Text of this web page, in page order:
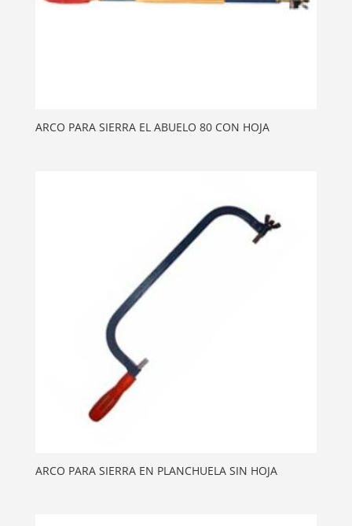
ARCO PARA SIERRA EL ABUELO 80 CON HOJA
ARCO PARA SIERRA EN PLANCHUELA SIN HOJA